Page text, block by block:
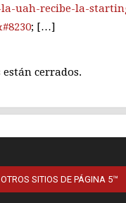
OTROS SITIOS DE PÁGINA 5™